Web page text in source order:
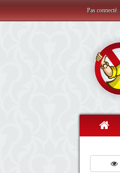
Pas connecté.